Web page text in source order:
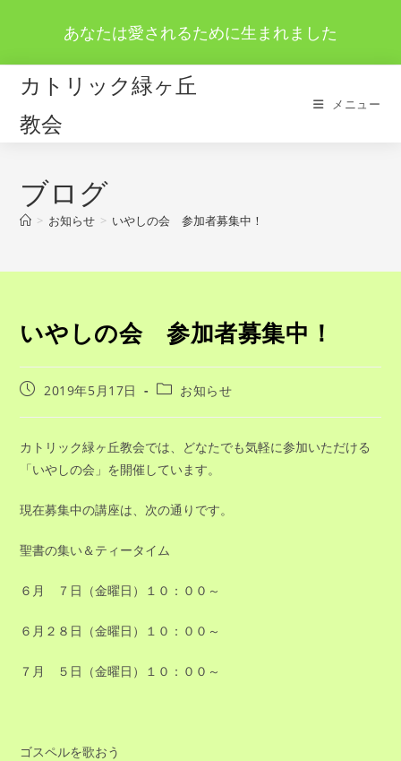
あなたは愛されるために生まれました
カトリック緑ヶ丘
教会
メニュー
ブログ
> お知らせ > いやしの会 参加者募集中！
いやしの会 参加者募集中！
投
公
開
日:
2019年5月17日
投
カ
テ
ゴ
リ
お知らせ
カトリック緑ヶ丘教会では、どなたでも気軽に参加いただける
「いやしの会」を開催しています。
現在募集中の講座は、次の通りです。
聖書の集い＆ティータイム
６月 ７日（金曜日）１０：００～
６月２８日（金曜日）１０：００～
７月 ５日（金曜日）１０：００～
ゴスペルを歌おう